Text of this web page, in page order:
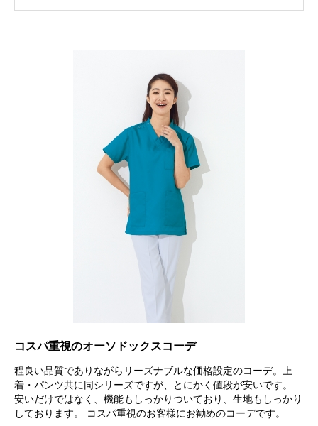
コスパ重視のオーソドックスコーデ
程良い品質でありながらリーズナブルな価格設定のコーデ。上
着・パンツ共に同シリーズですが、とにかく値段が安いです。
安いだけではなく、機能もしっかりついており、生地もしっかり
しております。 コスパ重視のお客様にお勧めのコーデです。